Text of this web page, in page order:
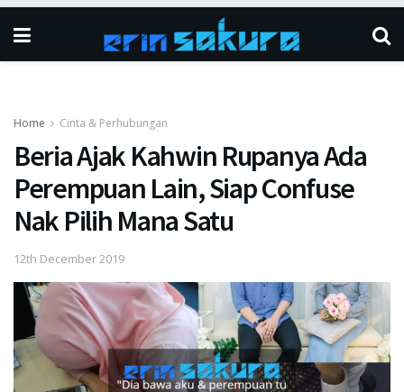
Home Cinta & Perhubungan
Beria Ajak Kahwin Rupanya Ada
Perempuan Lain, Siap Confuse
Nak Pilih Mana Satu
12th December 2019